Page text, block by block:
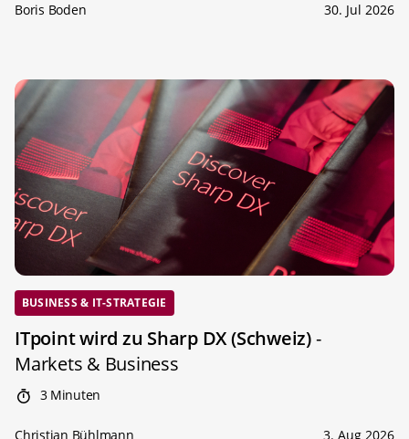
Boris Boden 30. Jul 2026
BUSINESS & IT-STRATEGIE
ITpoint wird zu Sharp DX (Schweiz)-
Markets & Business
3 Minuten
Christian Bühlmann 3. Aug 2026